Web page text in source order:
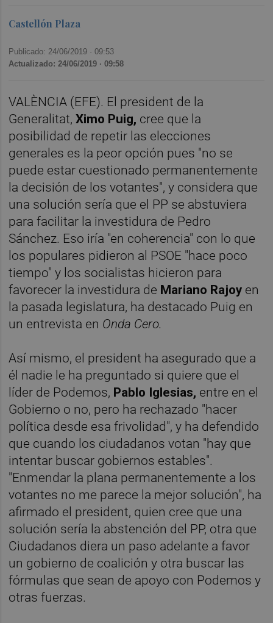
Castellón Plaza
Publicado: 24/06/2019 ·09:53
Actualizado: 24/06/2019 · 09:58
VALÈNCIA (EFE). El president de la
Generalitat,Ximo Puig, cree que la
posibilidad de repetir las elecciones
generales es la peor opción pues "no se
puede estar cuestionado permanentemente
la decisión de los votantes", y considera que
una solución sería que el PP se abstuviera
para facilitar la investidura de Pedro
Sánchez. Eso iría "en coherencia" con lo que
los populares pidieron al PSOE "hace poco
tiempo" y los socialistas hicieron para
favorecer la investidura de Mariano Rajoy en
la pasada legislatura, ha destacado Puig en
un entrevista en Onda Cero.
Así mismo, el president ha asegurado que a
él nadie le ha preguntado si quiere que el
líder de Podemos, Pablo Iglesias, entre en el
Gobierno o no, pero ha rechazado "hacer
política desde esa frivolidad", y ha defendido
que cuando los ciudadanos votan "hay que
intentar buscar gobiernos estables".
"Enmendar la plana permanentemente a los
votantes no me parece la mejor solución", ha
afirmado el president, quien cree que una
solución sería la abstención del PP, otra que
Ciudadanos diera un paso adelante a favor
un gobierno de coalición y otra buscar las
fórmulas que sean de apoyo con Podemos y
otras fuerzas.